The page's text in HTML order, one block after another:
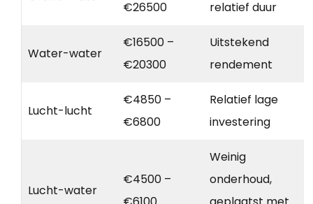
€26500
relatief duur
Water-water
€16500 –
€20300
Uitstekend
rendement
Lucht-lucht
€4850 –
€6800
Relatief lage
investering
Lucht-water
€4500 –
Weinig
onderhoud,